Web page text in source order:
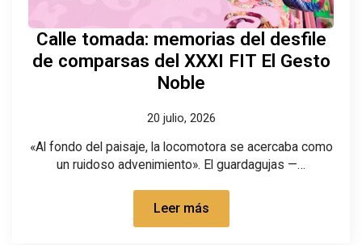
Calle tomada: memorias del desfile
de comparsas del XXXI FIT El Gesto
Noble
20 julio, 2026
«Al fondo del paisaje, la locomotora se acercaba como
un ruidoso advenimiento». El guardagujas —…
Leer más